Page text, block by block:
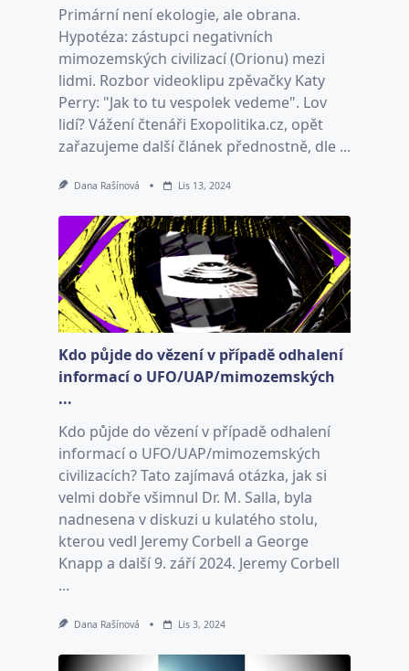
Primární není ekologie, ale obrana.
Hypotéza: zástupci negativních
mimozemských civilizací (Orionu) mezi
lidmi. Rozbor videoklipu zpěvačky Katy
Perry: "Jak to tu vespolek vedeme". Lov
lidí? Vážení čtenáři Exopolitika.cz, opět
zařazujeme další článek přednostně, dle ...
Dana Rašínová Lis 13, 2024
Kdo půjde do vězení v případě odhalení
informací o UFO/UAP/mimozemských
...
Kdo půjde do vězení v případě odhalení
informací o UFO/UAP/mimozemských
civilizacích? Tato zajímavá otázka, jak si
velmi dobře všimnul Dr. M. Salla, byla
nadnesena v diskuzi u kulatého stolu,
kterou vedl Jeremy Corbell a George
Knapp a další 9. září 2024. Jeremy Corbell
...
Dana Rašínová Lis 3, 2024